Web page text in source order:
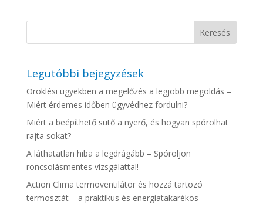
Legutóbbi bejegyzések
Öröklési ügyekben a megelőzés a legjobb megoldás –
Miért érdemes időben ügyvédhez fordulni?
Miért a beépíthető sütő a nyerő, és hogyan spórolhat
rajta sokat?
A láthatatlan hiba a legdrágább – Spóroljon
roncsolásmentes vizsgálattal!
Action Clima termoventilátor és hozzá tartozó
termosztát – a praktikus és energiatakarékos